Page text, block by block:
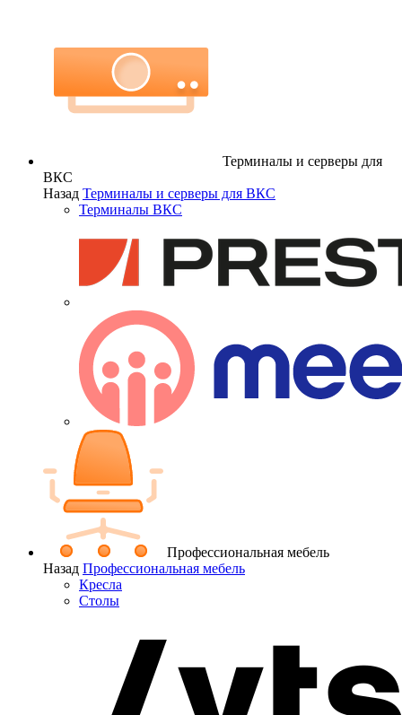
Терминалы и серверы для
ВКС
Назад Терминалы и серверы для ВКС
Терминалы ВКС
Профессиональная мебель
Назад Профессиональная мебель
Кресла
Столы